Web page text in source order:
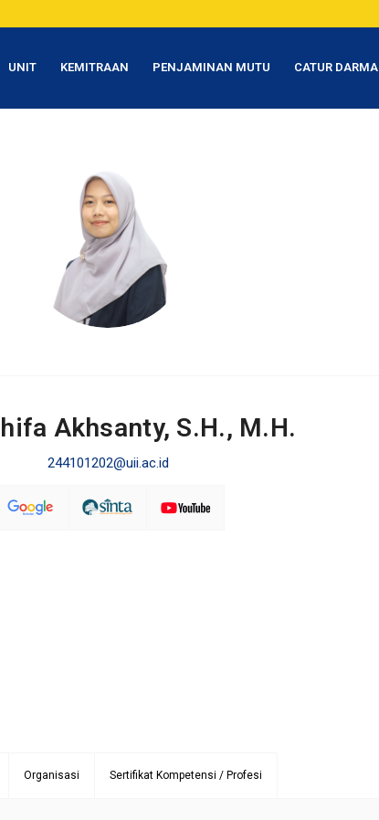
UNIT KEMITRAAN PENJAMINAN MUTU CATUR DARMA
Akhsanty, S.H., M.H.
244101202@uii.ac.id
Organisasi Sertifikat Kompetensi / Profesi